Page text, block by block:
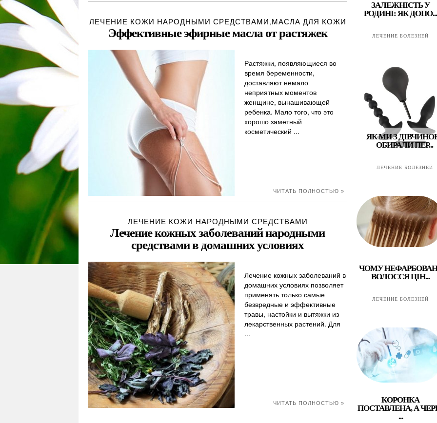
ЛЕЧЕНИЕ КОЖИ НАРОДНЫМИ СРЕДСТВАМИ,МАСЛА ДЛЯ КОЖИ
Эффективные эфирные масла от растяжек
Растяжки, появляющиеся во
время беременности,
доставляют немало
неприятных моментов
женщине, вынашивающей
ребенка. Мало того, что это
хорошо заметный
косметический ...
ЧИТАТЬ ПОЛНОСТЬЮ »
ЛЕЧЕНИЕ КОЖИ НАРОДНЫМИ СРЕДСТВАМИ
Лечение кожных заболеваний народными
средствами в домашних условиях
Лечение кожных заболеваний в
домашних условиях позволяет
применять только самые
безвредные и эффективные
травы, настойки и вытяжки из
лекарственных растений. Для
...
ЧИТАТЬ ПОЛНОСТЬЮ »
ЗАЛЕЖНІСТЬ У
РОДИНІ: ЯК ДОПО...
ЛЕЧЕНИЕ БОЛЕЗНЕЙ
ЯК МИ З
ОБИРАЛИ ПЕР...
ЛЕЧЕНИЕ БОЛЕЗНЕЙ
ЧОМУ
ВОЛОССЯ ЦІН...
ЛЕЧЕНИЕ БОЛЕЗНЕЙ
КОРОНКА
ПОСТАВЛЕНА, А
...